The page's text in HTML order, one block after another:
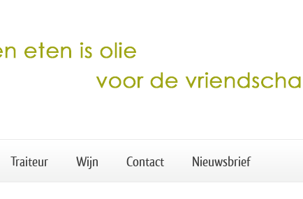
Traiteur Wijn Contact Nieuwsbrief